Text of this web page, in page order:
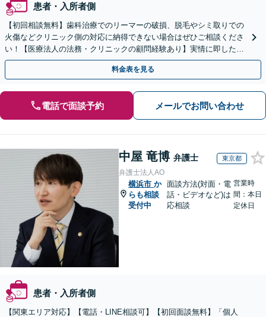
患者・入所者側
【初回相談無料】歯科治療でのリーマーの破損、脱毛やシミ取りでの
火傷などクリニック側の対応に納得できない場合はぜひご相談くださ
い！【医療法人の法務・クリニックの顧問経験あり】実情に即したア
ドバイスで、納得のできるトラブルの解決を目指します。
料金表を見る
電話で面談予約 メールでお問い合わせ
中屋 竜博 弁護士 東京都
弁護士法人AO
横浜市 か
らも相談
受付中
面談方法(対面・電
話・ビデオなど)は
応相談
営業時
間：本日
定休日
患者・入所者側
【関東エリア対応】【電話・LINE相談可】【初回面談無料】「個人